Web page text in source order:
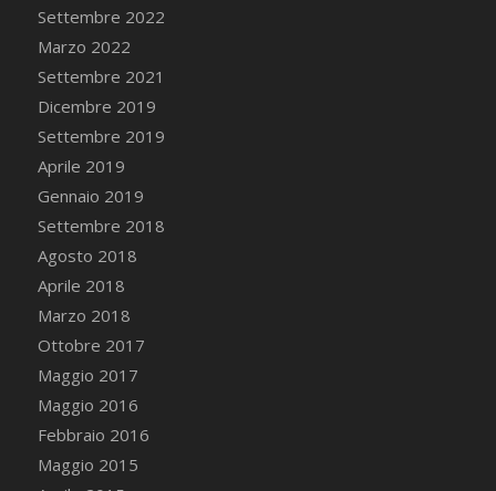
Settembre 2022
Marzo 2022
Settembre 2021
Dicembre 2019
Settembre 2019
Aprile 2019
Gennaio 2019
Settembre 2018
Agosto 2018
Aprile 2018
Marzo 2018
Ottobre 2017
Maggio 2017
Maggio 2016
Febbraio 2016
Maggio 2015